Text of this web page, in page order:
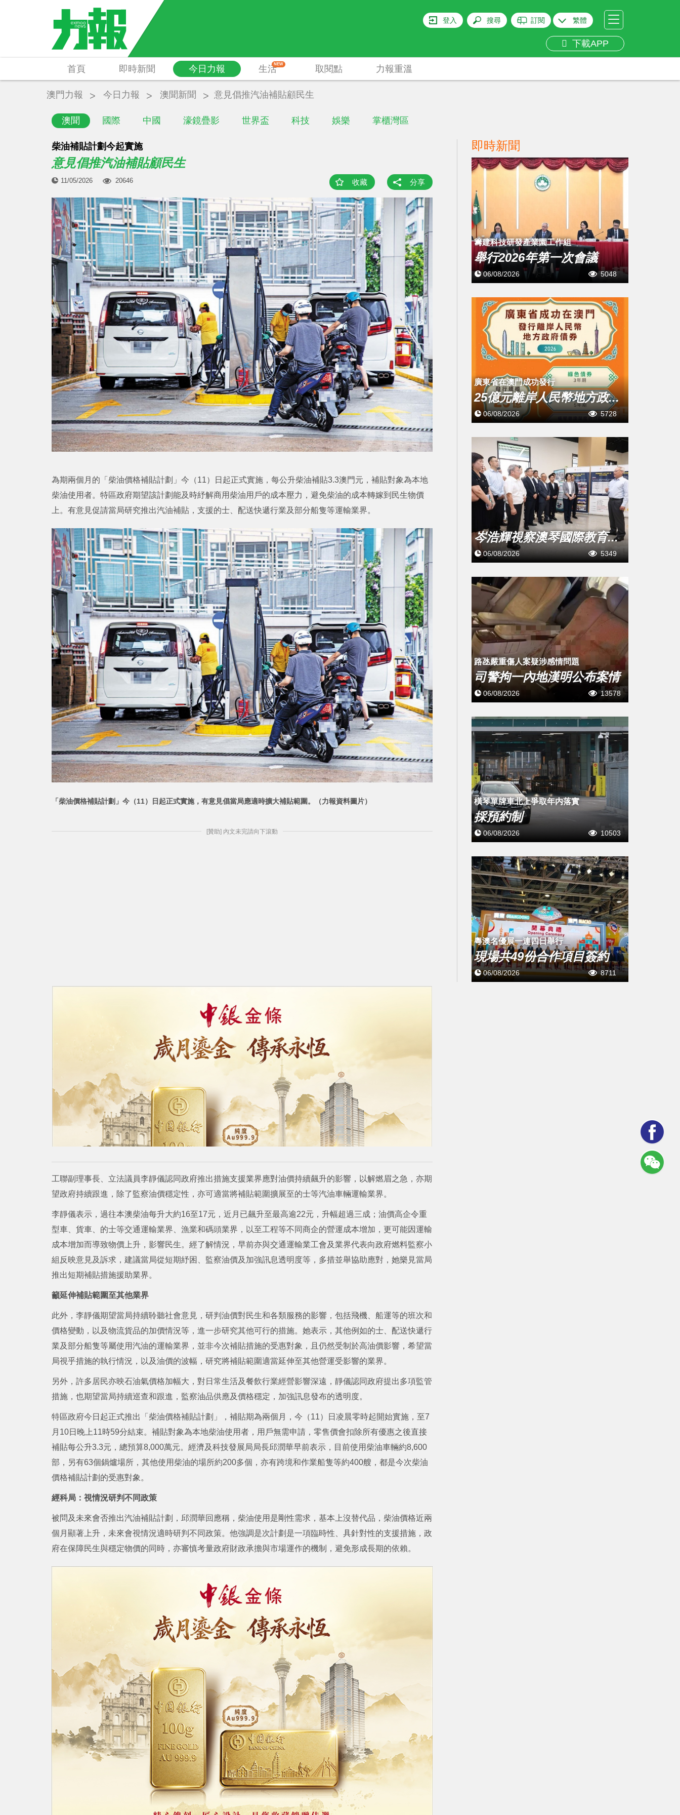
登入 搜尋 訂閱 繁體
下載APP
首頁 即時新聞 今日力報
澳聞 國際 中國 濠鏡疊影 世界盃 科技 娛樂 掌櫃灣區
生活NEW 取閱點 力報重溫
澳門力報 今日力報 澳聞新聞 意見倡推汽油補貼顧民生
柴油補貼計劃今起實施
意見倡推汽油補貼顧民生
11/05/2026 20646 收藏 分享
為期兩個月的「柴油價格補貼計劃」今（11）日起正式實施，每公升柴油補貼3.3澳門元，補貼對象為本地
柴油使用者。特區政府期望該計劃能及時紓解商用柴油用戶的成本壓力，避免柴油的成本轉嫁到民生物價
上。有意見促請當局研究推出汽油補貼，支援的士、配送快遞行業及部分船隻等運輸業界。
「柴油價格補貼計劃」今（11）日起正式實施，有意見倡當局應適時擴大補貼範圍。（力報資料圖片）
[贊助] 內文未完請向下滾動
工聯副理事長、立法議員李靜儀認同政府推出措施支援業界應對油價持續飆升的影響，以解燃眉之急，亦期
望政府持續跟進，除了監察油價穩定性，亦可適當將補貼範圍擴展至的士等汽油車輛運輸業界。
李靜儀表示，過往本澳柴油每升大約16至17元，近月已飆升至最高逾22元，升幅超過三成；油價高企令重
型車、貨車、的士等交通運輸業界、漁業和碼頭業界，以至工程等不同商企的營運成本增加，更可能因運輸
成本增加而導致物價上升，影響民生。經了解情況，早前亦與交通運輸業工會及業界代表向政府燃料監察小
組反映意見及訴求，建議當局從短期紓困、監察油價及加強訊息透明度等，多措並舉協助應對，她樂見當局
推出短期補貼措施援助業界。
籲延伸補貼範圍至其他業界
此外，李靜儀期望當局持續聆聽社會意見，研判油價對民生和各類服務的影響，包括飛機、船運等的班次和
價格變動，以及物流貨品的加價情況等，進一步研究其他可行的措施。她表示，其他例如的士、配送快遞行
業及部分船隻等屬使用汽油的運輸業界，並非今次補貼措施的受惠對象，且仍然受制於高油價影響，希望當
局視乎措施的執行情況，以及油價的波幅，研究將補貼範圍適當延伸至其他營運受影響的業界。
另外，許多居民亦映石油氣價格加幅大，對日常生活及餐飲行業經營影響深遠，靜儀認同政府提出多項監管
措施，也期望當局持續巡查和跟進，監察油品供應及價格穩定，加強訊息發布的透明度。
特區政府今日起正式推出「柴油價格補貼計劃」，補貼期為兩個月，今（11）日凌晨零時起開始實施，至7
月10日晚上11時59分結束。補貼對象為本地柴油使用者，用戶無需申請，零售價會扣除所有優惠之後直接
補貼每公升3.3元，總預算8,000萬元。經濟及科技發展局局長邱潤華早前表示，目前使用柴油車輛約8,600
部，另有63個鍋爐場所，其他使用柴油的場所約200多個，亦有跨境和作業船隻等約400艘，都是今次柴油
價格補貼計劃的受惠對象。
經科局：視情況研判不同政策
被問及未來會否推出汽油補貼計劃，邱潤華回應稱，柴油使用是剛性需求，基本上沒替代品，柴油價格近兩
個月顯著上升，未來會視情況適時研判不同政策。他強調是次計劃是一項臨時性、具針對性的支援措施，政
府在保障民生與穩定物價的同時，亦審慎考量政府財政承擔與市場運作的機制，避免形成長期的依賴。
即時新聞
籌建科技研發產業園工作組
舉行2026年第一次會議
06/08/2026 5048
廣東省在澳門成功發行
25億元離岸人民幣地方政...
06/08/2026 5728
岑浩輝視察澳琴國際教育...
06/08/2026 5349
​路氹嚴重傷人案疑涉感情問題
司警拘一內地漢明公布案情
06/08/2026 13578
橫琴單牌車北上爭取年内落實
採預約制
06/08/2026 10503
粵澳名優展一連四日舉行
現場共49份合作項目簽約
06/08/2026 8711